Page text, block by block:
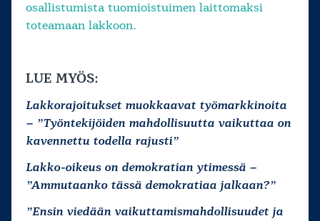
osallistumista tuomioistuimen laittomaksi
toteamaan lakkoon.
LUE MYÖS:
Lakkorajoitukset muokkaavat työmarkkinoita
– ”Työntekijöiden mahdollisuutta vaikuttaa on
kavennettu todella rajusti”
Lakko-oikeus on demokratian ytimessä –
”Ammutaanko tässä demokratiaa jalkaan?”
”Ensin viedään vaikuttamismahdollisuudet ja